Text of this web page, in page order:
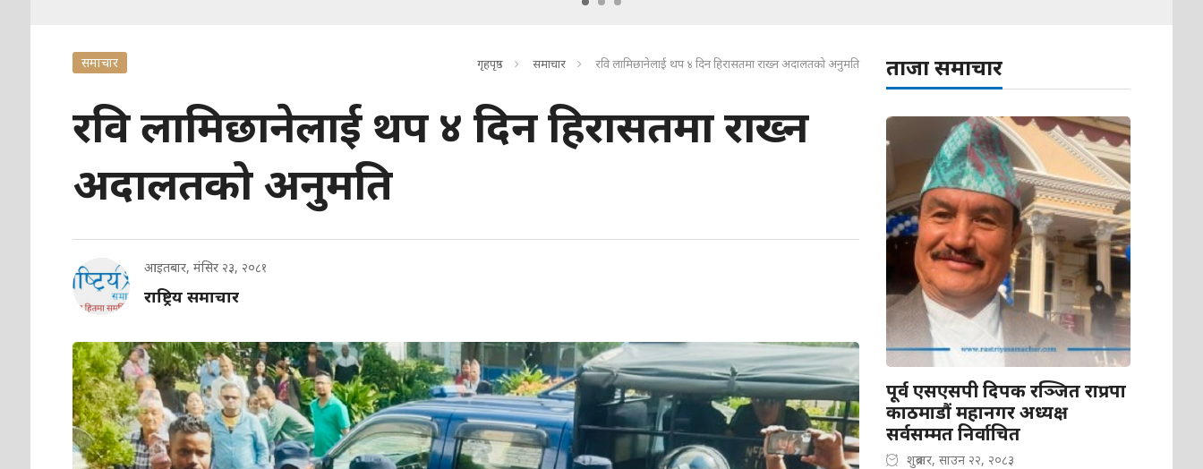
समाचार गृहपृष्ठ समाचार रवि लामिछानेलाई थप ४ दिन हिरासतमा राख्न अदालतको अनुमति
रवि लामिछानेलाई थप ४ दिन हिरासतमा राख्न
अदालतको अनुमति
आइतबार, मंसिर २३, २०८१
राष्ट्रिय समाचार
ताजा समाचार
पूर्व एसएसपी दिपक रञ्जित राप्रपा
काठमाडौं महानगर अध्यक्ष
सर्वसम्मत निर्वाचित
शुक्रबार, साउन २२, २०८३